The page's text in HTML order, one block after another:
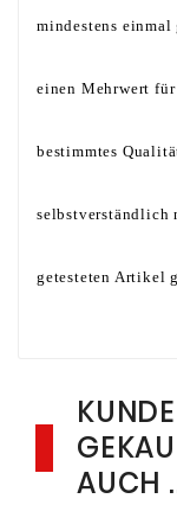
mindestens
einen Mehrwert
bestimmtes
selbstverständlich
getesteten Artikel
AUCH